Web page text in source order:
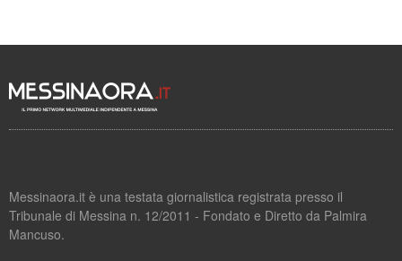
Messinaora.it è una testata giornalistica registrata presso il
Tribunale di Messina n. 12/2011 - Fondato e Diretto da Palmira
Mancuso.